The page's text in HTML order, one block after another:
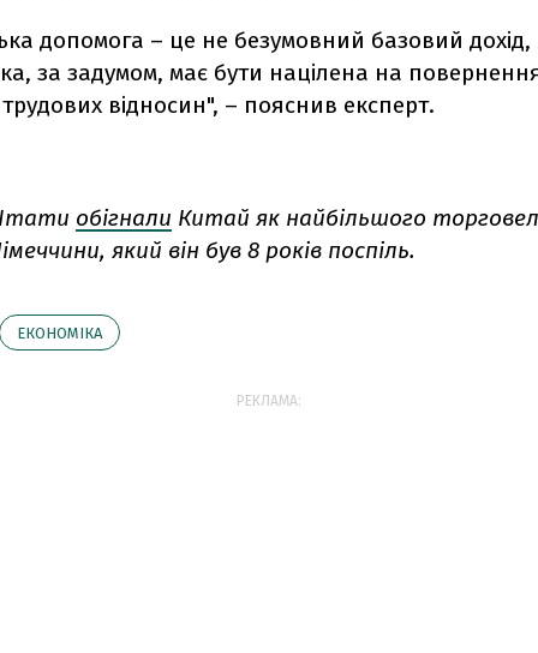
допомога – це не безумовний базовий дохід,
за задумом, має бути націлена на
відносин", – пояснив експерт.
обігнали Китай як найбільшого
який він був 8 років поспіль.
ЕКОНОМІКА
РЕКЛАМА: